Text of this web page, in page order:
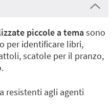
piccole a temasono
per identificare libri,
scatole per il pranzo,
resistenti agli agenti